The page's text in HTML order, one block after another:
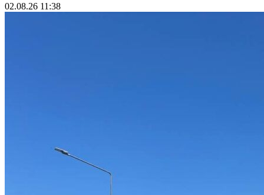
02.08.26 11:38